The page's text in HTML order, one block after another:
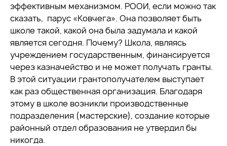
эффективным механизмом. РООИ, если можно так
сказать, парус «Ковчега». Она позволяет быть
школе такой, какой она была задумала и какой
является сегодня. Почему? Школа, являясь
учреждением государственным, финансируется
через казначейство и не может получать гранты.
В этой ситуации грантополучателем выступает
как раз общественная организация. Благодаря
этому в школе возникли производственные
подразделения (мастерские), создание которые
районный отдел образования не утвердил бы
никогда.